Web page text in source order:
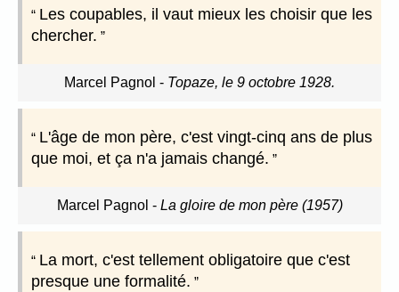
Les coupables, il vaut mieux les choisir que les
chercher.
Marcel Pagnol - Topaze, le 9 octobre 1928.
L'âge de mon père, c'est vingt-cinq ans de plus
que moi, et ça n'a jamais changé.
Marcel Pagnol - La gloire de mon père (1957)
La mort, c'est tellement obligatoire que c'est
presque une formalité.